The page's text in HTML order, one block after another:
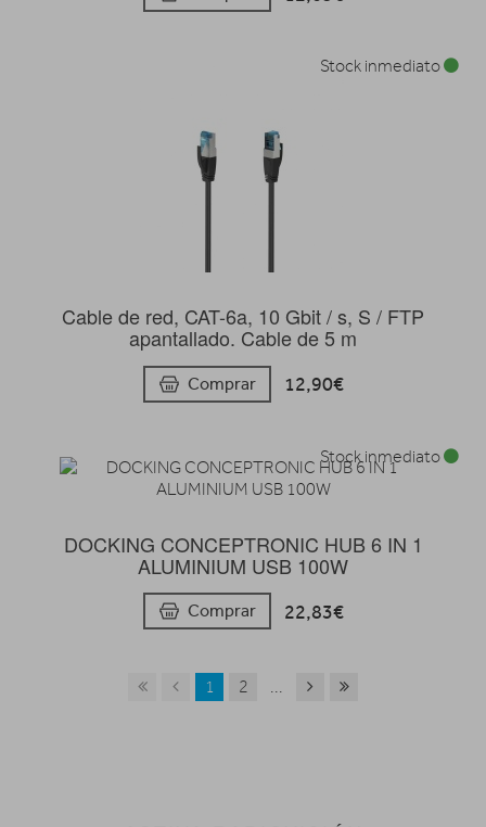
Cable de red, CAT-6a, 10 Gbit / s, S / FTP
apantallado. Cable de 5 m
Comprar 12,90€
Stock inmediato
DOCKING CONCEPTRONIC HUB 6 IN 1
ALUMINIUM USB 100W
Comprar 22,83€
Stock inmediato
1 2 ...